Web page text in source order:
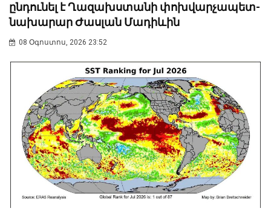
ընդունել է Ղազախստանի փոխվարչապետ-
նախարար Ժասլան Մադիևին
08 Օգոստոս, 2026 23:52